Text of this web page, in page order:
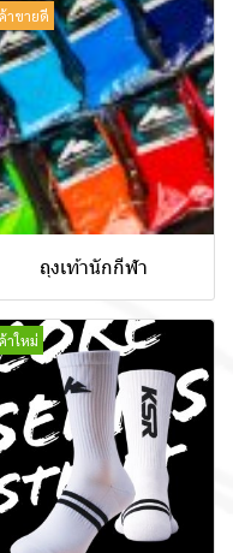
าขายดี
ถุงเท้านักกีฬา
าใหม่